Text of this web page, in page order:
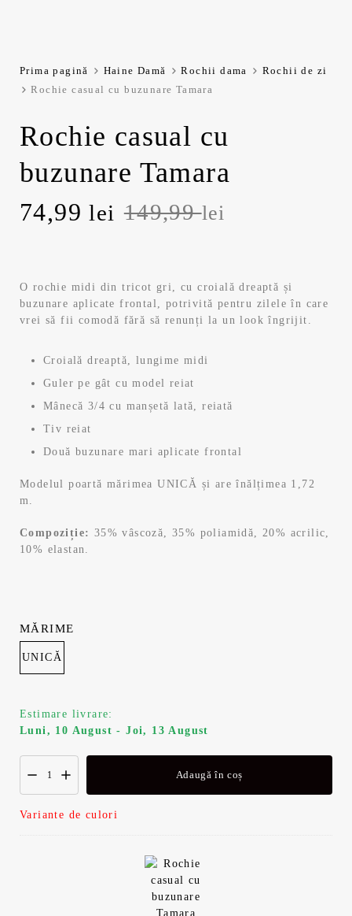
Prima pagină Haine Damă Rochii dama
Rochii de zi
Rochie casual cu buzunare Tamara
Rochie casual cu
buzunare Tamara
149,99lei
Prețul
a
fost:
149,99 lei.
74,99lei
Prețul
este:
74,99 lei.
O rochie midi din tricot gri, cu croială dreaptă și
buzunare aplicate frontal, potrivită pentru zilele în care
vrei să fii comodă fără să renunți la un look îngrijit.
Croială dreaptă, lungime midi
Guler pe gât cu model reiat
Mânecă 3/4 cu manșetă lată, reiată
Tiv reiat
Două buzunare mari aplicate frontal
Modelul poartă mărimea UNICĂ și are înălțimea 1,72
m.
Compoziție: 35% vâscoză, 35% poliamidă, 20% acrilic,
10% elastan.
UNICĂ
MĂRIME
Estimare livrare:
Luni, 10 August - Joi, 13 August
Adaugă în coș
Variante de culori